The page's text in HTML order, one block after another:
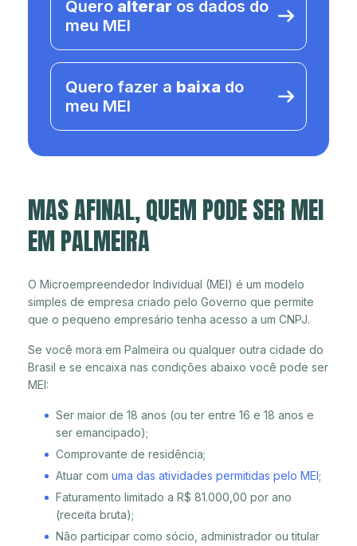
Quero alterar os dados do
meu MEI
Quero fazer a baixa do
meu MEI
MAS AFINAL, QUEM PODE SER MEI
EM PALMEIRA
O Microempreendedor Individual (MEI) é um modelo
simples de empresa criado pelo Governo que permite
que o pequeno empresário tenha acesso a um CNPJ.
Se você mora em Palmeira ou qualquer outra cidade do
Brasil e se encaixa nas condições abaixo você pode ser
MEI:
Ser maior de 18 anos (ou ter entre 16 e 18 anos e
ser emancipado);
Comprovante de residência;
Atuar com uma das atividades permitidas pelo MEI;
Faturamento limitado a R$ 81.000,00 por ano
(receita bruta);
Não participar como sócio, administrador ou titular